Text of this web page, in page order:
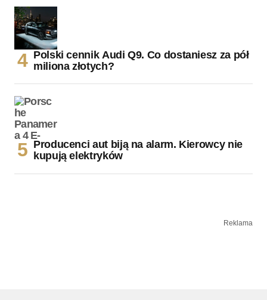
Polski cennik Audi Q9. Co dostaniesz za pół
miliona złotych?
Producenci aut biją na alarm. Kierowcy nie
kupują elektryków
Reklama